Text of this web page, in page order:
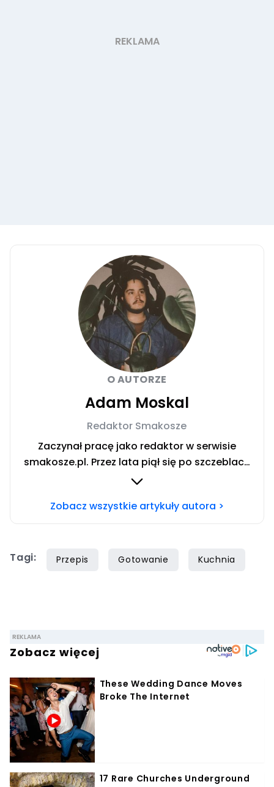
O AUTORZE
Adam Moskal
Redaktor Smakosze
Zaczynał pracę jako redaktor w serwisie
smakosze.pl. Przez lata piął się po szczeblach
przez stanowiska wydawnicze, w serwisach
oraz papilot.pl. Przez ponad rok dbał o serwis
siedem lat, lecz gotowaniem i pisaniem o
Zobacz wszystkie artykuły autora >
Tagi: Przepis Gotowanie Kuchnia